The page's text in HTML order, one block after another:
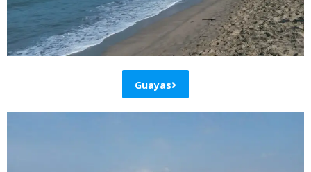
Guayas